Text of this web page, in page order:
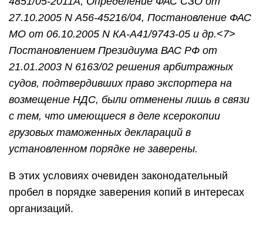
27.10.2005 N А56-45216/04, Постановление ФАС
МО от 06.10.2005 N КА-А41/9743-05 и др.<7>
Постановлением Президиума ВАС РФ от
21.01.2003 N 6163/02 решения арбитражных
судов, подтвердивших право экспортера на
возмещение НДС, были отменены лишь в связи
с тем, что имеющиеся в деле ксерокопии
грузовых таможенных деклараций в
установленном порядке не заверены.
В этих условиях очевиден законодательный
пробел в порядке заверения копий в интересах
организаций.